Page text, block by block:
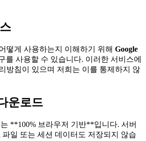
떻게 사용하는지 이해하기 위해 Google
를 사용할 수 있습니다. 이러한 서비스에
방침이 있으며 저희는 이를 통제하지 않
운로드
**100% 브라우저 기반**입니다. 서버
일 또는 세션 데이터도 저장되지 않습